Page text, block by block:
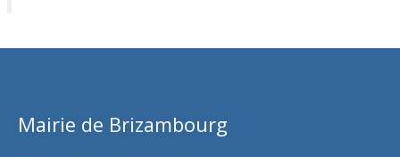
h
Mairie de Brizambourg